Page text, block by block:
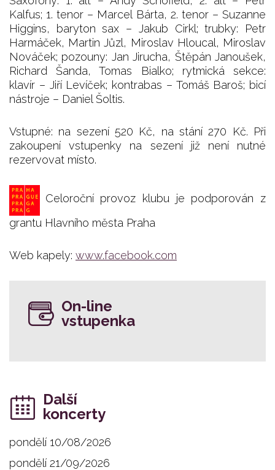
Kalfus; 1. tenor – Marcel Bárta, 2. tenor – Suzanne
Higgins, baryton sax – Jakub Cirkl; trubky: Petr
Harmáček, Martin Jůzl, Miroslav Hloucal, Miroslav
Nováček; pozouny: Jan Jirucha, Štěpán Janoušek,
Richard Šanda, Tomas Bialko; rytmická sekce:
klavír – Jiří Levíček; kontrabas – Tomáš Baroš; bicí
nástroje – Daniel Šoltis.
Vstupné: na sezení 520 Kč, na stání 270 Kč. Při
zakoupení vstupenky na sezení již není nutné
rezervovat místo.
Celoroční provoz klubu je podporován z
grantu Hlavního města Praha
Web kapely: www.facebook.com
On-line
vstupenka
Další
koncerty
pondělí 10/08/2026
pondělí 21/09/2026